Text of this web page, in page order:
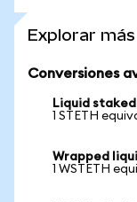
Explorar
Conversiones
Liquid
1 STETH
Wrapped
1 WSTETH